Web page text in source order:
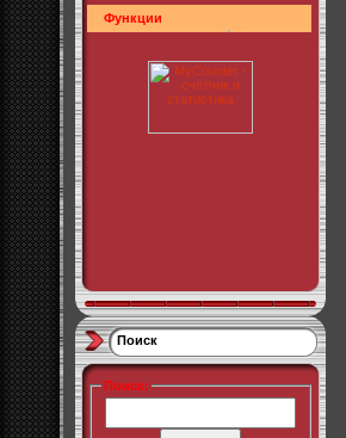
Функции
Поиск
Поиск: